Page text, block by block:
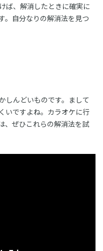
ば、解消したときに確実に
。自分なりの解消法を見つ
しんどいものです。まして
いですよね。カラオケに行
、ぜひこれらの解消法を試